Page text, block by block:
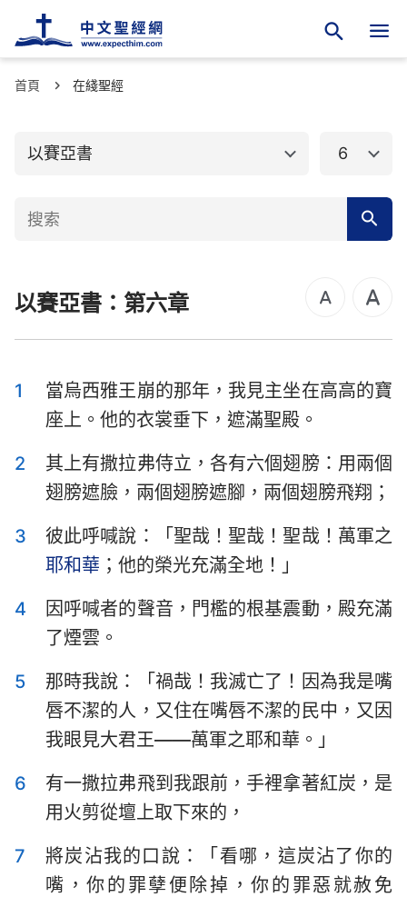
首頁 在綫聖經
以賽亞書
舊約聖經
創世記
申命記
撒母耳記上
歷代志上 歷代志下
以斯拉記 尼希米記
以斯帖記 約伯記
傳道書 雅歌
耶利米哀歌
但以理書 何西阿書
約珥書 阿摩司書
俄巴底亞書 約拿書
彌迦書 那鴻書
哈該書 撒迦利亞書
6
以賽亞書：第六章
1
當烏西雅王崩的那年，我見主坐在高高的寶
座上。他的衣裳垂下，遮滿聖殿。
2
其上有撒拉弗侍立，各有六個翅膀：用兩個
翅膀遮臉，兩個翅膀遮腳，兩個翅膀飛翔；
3
彼此呼喊說：「聖哉！聖哉！聖哉！萬軍之
耶和華 ；他的榮光充滿全地！」
4
因呼喊者的聲音，門檻的根基震動，殿充滿
了煙雲。
5
那時我說：「禍哉！我滅亡了！因為我是嘴
唇不潔的人，又住在嘴唇不潔的民中，又因
我眼見大君王——萬軍之耶和華。」
6
有一撒拉弗飛到我跟前，手裡拿著紅炭，是
用火剪從壇上取下來的，
7
將炭沾我的口說：「看哪，這炭沾了你的
嘴，你的罪孽便除掉，你的罪惡就赦免